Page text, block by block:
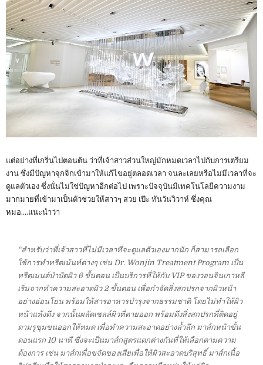
​แต่อย่างที่เกริ่นไปตอนต้น ว่าที่เจ้าสาวส่วนใหญ่มักหมดเวลาไปกับการเตรียม
งาน ซึ่งมีปัญหาจุกจิกเข้ามาให้แก้ไขอยู่ตลอดเวลา จนละเลยหรือไม่มีเวลาที่จะ
ดูแลตัวเอง ซึ่งนั่นไม่ใช่ปัญหาอีกต่อไป เพราะปัจจุบันมีเทคโนโลยีความงาม
มากมายที่เข้ามาเป็นตัวช่วยให้สาวๆ สวย เป๊ะ ทันวันวิวาห์ ซึ่งคุณ
หมอ....แนะนำว่า
​“สำหรับว่าที่เจ้าสาวที่ไม่มีเวลาที่จะดูแลตัวเองมากนัก ก็สามารถเลือก
ใช้การทำทรีตเม้นท์ต่างๆ เช่น Dr. Wonjin Treatment Program เป็น
ทรีตเมนต์บำบัดผิว 6 ขั้นตอน เป็นบริการที่ให้กับ VIP ของวอนจินเกาหลี
เริ่มจากทำความสะอาดผิว 2 ขั้นตอน เพื่อกำจัดสิ่งสกปรกจากผิวหน้า
อย่างอ่อนโยน พร้อมให้สารอาหารบำรุงจากธรรมชาติ โดยไม่ทำให้ผิว
หน้าแห้งตึง จากนั้นผลัดเซลล์ผิวที่ตายออก พร้อมดึงสิ่งสกปรกที่ติดอยู่
ตามรูขุมขนออกให้หมด เพื่อทำความสะอาดอย่างล้ำลึก มาส์กหน้าขั้น
ตอนแรก 10 นาที ซึ่งจะเป็นมาส์กสูตรแตกต่างกันที่ให้เลือกตามความ
ต้องการ เช่น มาส์กเพื่อขจัดของเสียเพื่อให้ผิวสะอาดบริสุทธิ์ มาส์กเนื้อ